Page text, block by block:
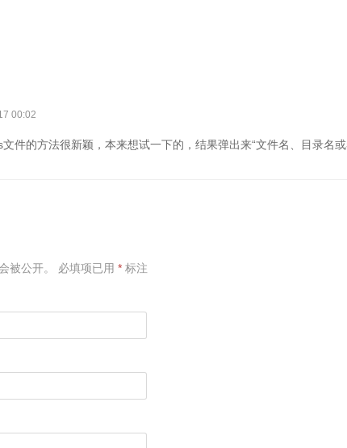
00:02
件的方法很新颖，本来想试一下的，结果弹出来“文件名、目录名
被公开。 必填项已用 * 标注